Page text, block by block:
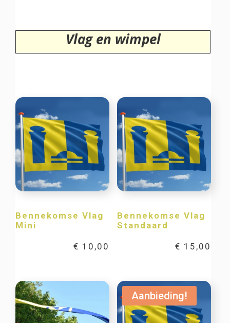
Vlag en wimpel
Bennekomse Vlag
Mini
€ 10,00
Bennekomse Vlag
Standaard
€ 15,00
Aanbieding!